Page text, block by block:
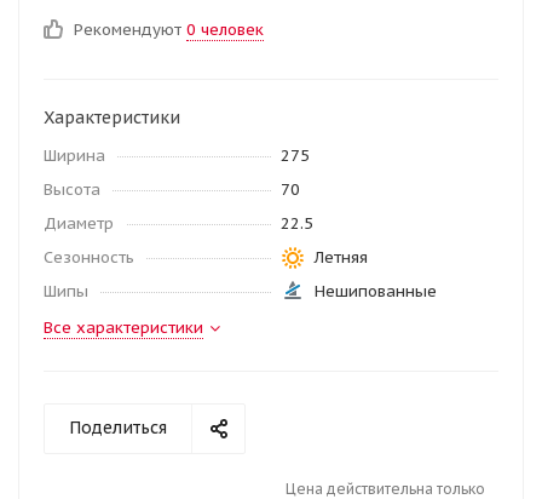
Рекомендуют 0 человек
Характеристики
Ширина
275
Высота
70
Диаметр
22.5
Сезонность
Летняя
Шипы
Нешипованные
Все характеристики
Поделиться
Цена действительна только